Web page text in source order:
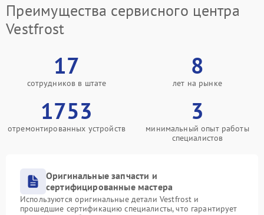
Преимущества сервисного центра
Vestfrost
17
сотрудников в штате
8
лет на рынке
1753
отремонтированных устройств
3
минимальный опыт работы
специалистов
Оригинальные запчасти и
сертифицированные мастера
Используются оригинальные детали Vestfrost и
прошедшие сертификацию специалисты, что гарантирует